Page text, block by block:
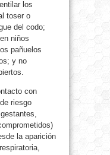
los
toser o
del codo;
niños
pañuelos
y no
con
riesgo
la aparición